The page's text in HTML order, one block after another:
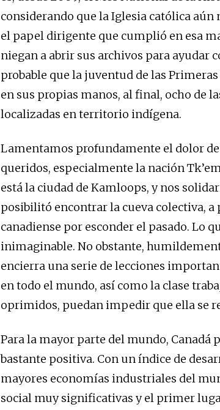
considerando que la Iglesia católica
el papel dirigente que cumplió en esa
niegan a abrir sus archivos para ayudar
probable que la juventud de las
en sus propias manos, al final, ocho de
localizadas en territorio indígena.
Lamentamos profundamente el dolor
queridos, especialmente la nación
está la ciudad de Kamloops, y nos
posibilitó encontrar la cueva colectiva, a
canadiense por esconder el pasado. Lo
inimaginable. No obstante,
encierra una serie de lecciones
en todo el mundo, así como la clase
oprimidos, puedan impedir que ella se
Para la mayor parte del mundo, Canadá
bastante positiva. Con un índice de
mayores economías industriales del
social muy significativas y el primer